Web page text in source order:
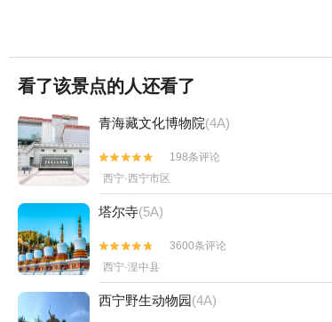
看了该景点的人还看了
青海藏文化博物院(4A)


198条评论
西宁·西宁市区
塔尔寺(5A)


3600条评论
西宁·湟中县
西宁野生动物园(4A)